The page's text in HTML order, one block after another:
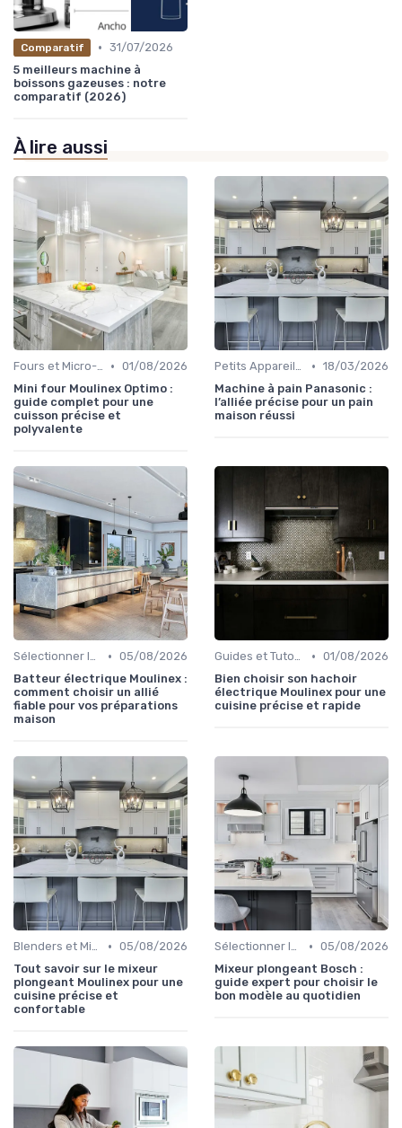
Comparatif • 31/07/2026
5 meilleurs machine à
boissons gazeuses : notre
comparatif (2026)
À lire aussi
Fours et Micro-ondes • 01/08/2026
Mini four Moulinex Optimo :
guide complet pour une
cuisson précise et
polyvalente
Petits Appareils (Grille-pain, Bouilloires, etc.) • 18/03/2026
Machine à pain Panasonic :
l’alliée précise pour un pain
maison réussi
Sélectionner le Bon Appareil • 05/08/2026
Batteur électrique Moulinex :
comment choisir un allié
fiable pour vos préparations
maison
Guides et Tutoriels d'Utilisation • 01/08/2026
Bien choisir son hachoir
électrique Moulinex pour une
cuisine précise et rapide
Blenders et Mixeurs • 05/08/2026
Tout savoir sur le mixeur
plongeant Moulinex pour une
cuisine précise et
confortable
Sélectionner le Bon Appareil • 05/08/2026
Mixeur plongeant Bosch :
guide expert pour choisir le
bon modèle au quotidien